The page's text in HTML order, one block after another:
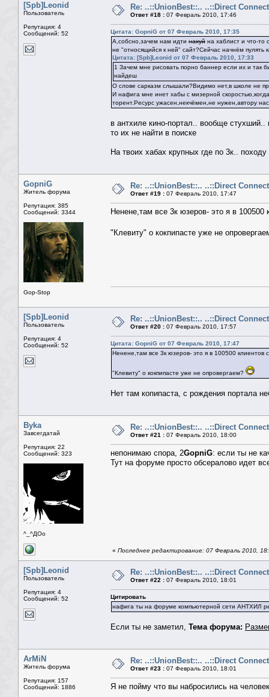
[Spb]Leonid
Пользователь
Репутация: 4
Сообщений: 52
Re: ..::UnionBest::.. ..::Direct
Ответ #18 : 07 Февраль 2010, 17:46
Цитата: GopniG от 07 Февраль 2010, 17:35
А,собсно,зачем нам идти нахуй на хаблист и что-то
не "относящийся к ней" сайт?Сейчас начнём пулять
Цитата: [Spb]Leonid от 07 Февраль 2010, 17:33
1 Зачем мне рисовать порно баннер если их и так
найдеш
О слове сарказм слышали?Видимо нет,в школе не
И нафига мне инет хабы с мизерной
торент.Ресурс ужасен,некчёмен,не нужен,автору
в антхиле кино-портал.. вообще
то их не найти в поиске
На твоих хабах крупных где по 3к..
GopniG
Житель форума
Репутация: 385
Сообщений: 3344
Gop-Stop
Re: ..::UnionBest::.. ..::Direct
Ответ #19 : 07 Февраль 2010, 17:47
Ненене,там все 3к юзеров- это я в 100500
"Клевиту" о кокпипасте уже не
[Spb]Leonid
Пользователь
Репутация: 4
Сообщений: 52
Re: ..::UnionBest::.. ..::Direct
Ответ #20 : 07 Февраль 2010, 17:57
Цитата: GopniG от 07 Февраль 2010, 17:47
Ненене,там все 3к юзеров- это я в 100500 клиентов
"Клевиту" о кокпипасте уже не опровергаем?
Нет там копипаста, с рождения портала
Byka
Завсегдатай
Репутация: 22
Сообщений: 323
^_^ДОо
Re: ..::UnionBest::.. ..::Direct
Ответ #21 : 07 Февраль 2010, 18:00
непонимаю спора, 2GopniG: если ты не
Тут на форуме просто обсералово идет
« Последнее редактирование: 07 Февраль 2010,
[Spb]Leonid
Пользователь
Репутация: 4
Сообщений: 52
Re: ..::UnionBest::.. ..::Direct
Ответ #22 : 07 Февраль 2010, 18:01
Цитировать
нафига ты на форуме компьютерной сети АНТХИЛ
Если ты не заметил, Тема форума:
ArMiN
Житель форума
Репутация: 157
Сообщений: 1886
Re: ..::UnionBest::.. ..::Direct
Ответ #23 : 07 Февраль 2010, 18:01
Я не пойму что вы набросились на